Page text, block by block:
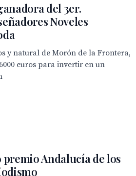
del 3er.
Noveles
y natural de Morón de la Frontera,
euros para invertir en un
Andalucía de los